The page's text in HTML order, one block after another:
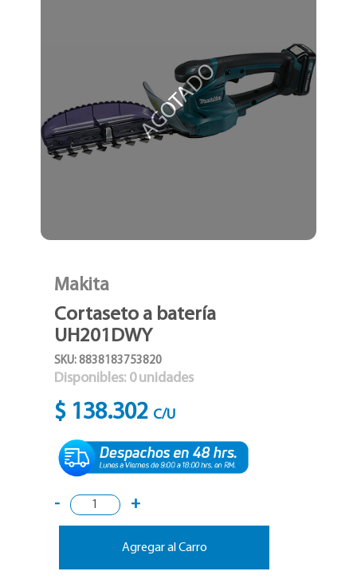
AGOTADO
Makita
Cortaseto a batería
UH201DWY
SKU: 8838183753820
Disponibles: 0unidades
$ 138.302 C/U
- +
Agregar al Carro